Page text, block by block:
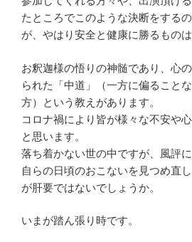
たところでこのような決断をする
が、やはり安全と健康に勝るものは
お釈迦様の悟りの神髄であり、心
られた「中道」（一方に偏ること
方）という教えがあります。
コロナ禍により皆が様々な不安や
と思います。
落ち着かない世の中ですが、風評
自らの日頃のおこないを見つめ直
が肝要ではないでしょうか。
いまが踏ん張り時です。